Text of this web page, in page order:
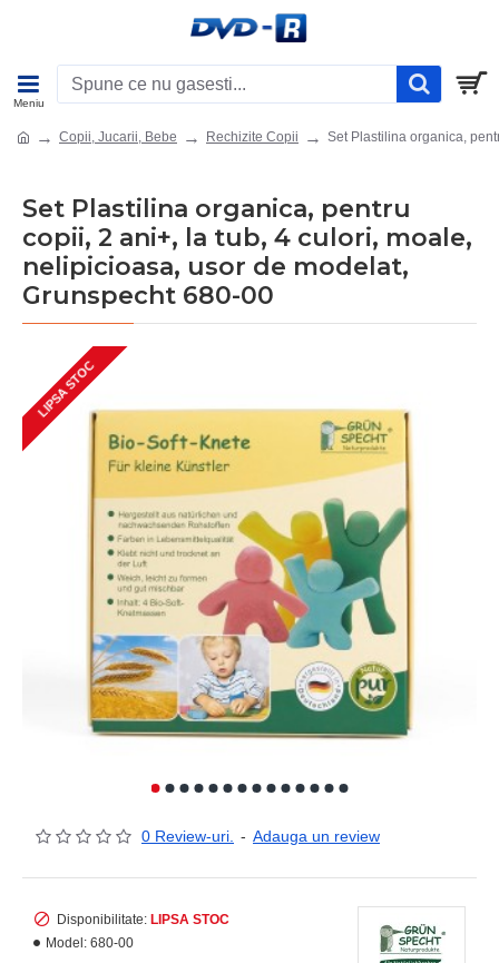
Copii, Jucarii, Bebe Rechizite Copii Set Plastilina organica,
Set Plastilina organica, pentru
copii, 2 ani+, la tub, 4 culori, moale,
nelipicioasa, usor de modelat,
Grunspecht 680-00
LIPSA STOC
0 Review-uri. - Adauga un review
Disponibilitate: LIPSA STOC
Model: 680-00